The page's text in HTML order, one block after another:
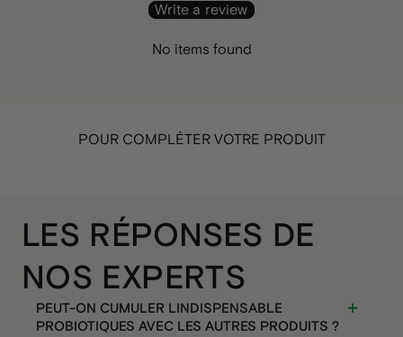
Write a review
No items found
POUR COMPLÉTER VOTRE PRODUIT
LES RÉPONSES DE
NOS EXPERTS
PEUT-ON CUMULER LINDISPENSABLE
PROBIOTIQUES AVEC LES AUTRES PRODUITS ?